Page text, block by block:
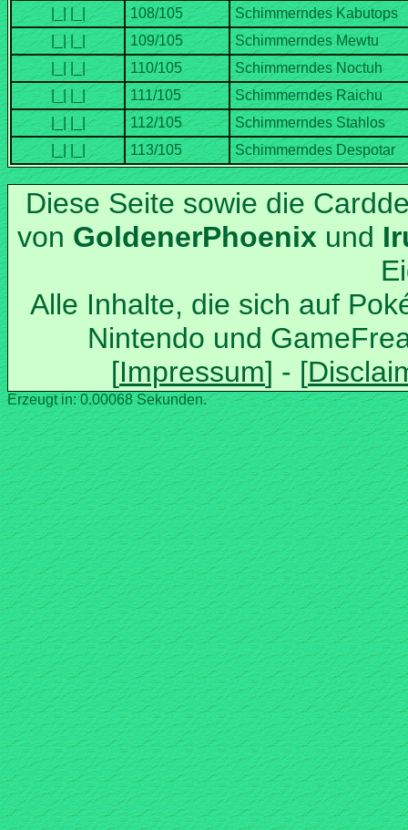
Diese Seite sowie die
von
und
Alle Inhalte, die sich auf
Nintendo und
Erzeugt in: 0.00068 Sekunden.